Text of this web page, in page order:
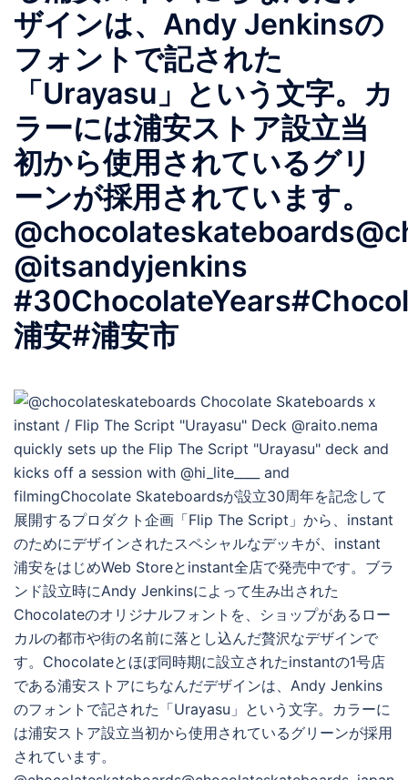
ザインは、Andy Jenkinsの
フォントで記された
「Urayasu」という文字。カ
ラーには浦安ストア設立当
初から使用されているグリ
ーンが採用されています。
@itsandyjenkins
浦安#浦安市